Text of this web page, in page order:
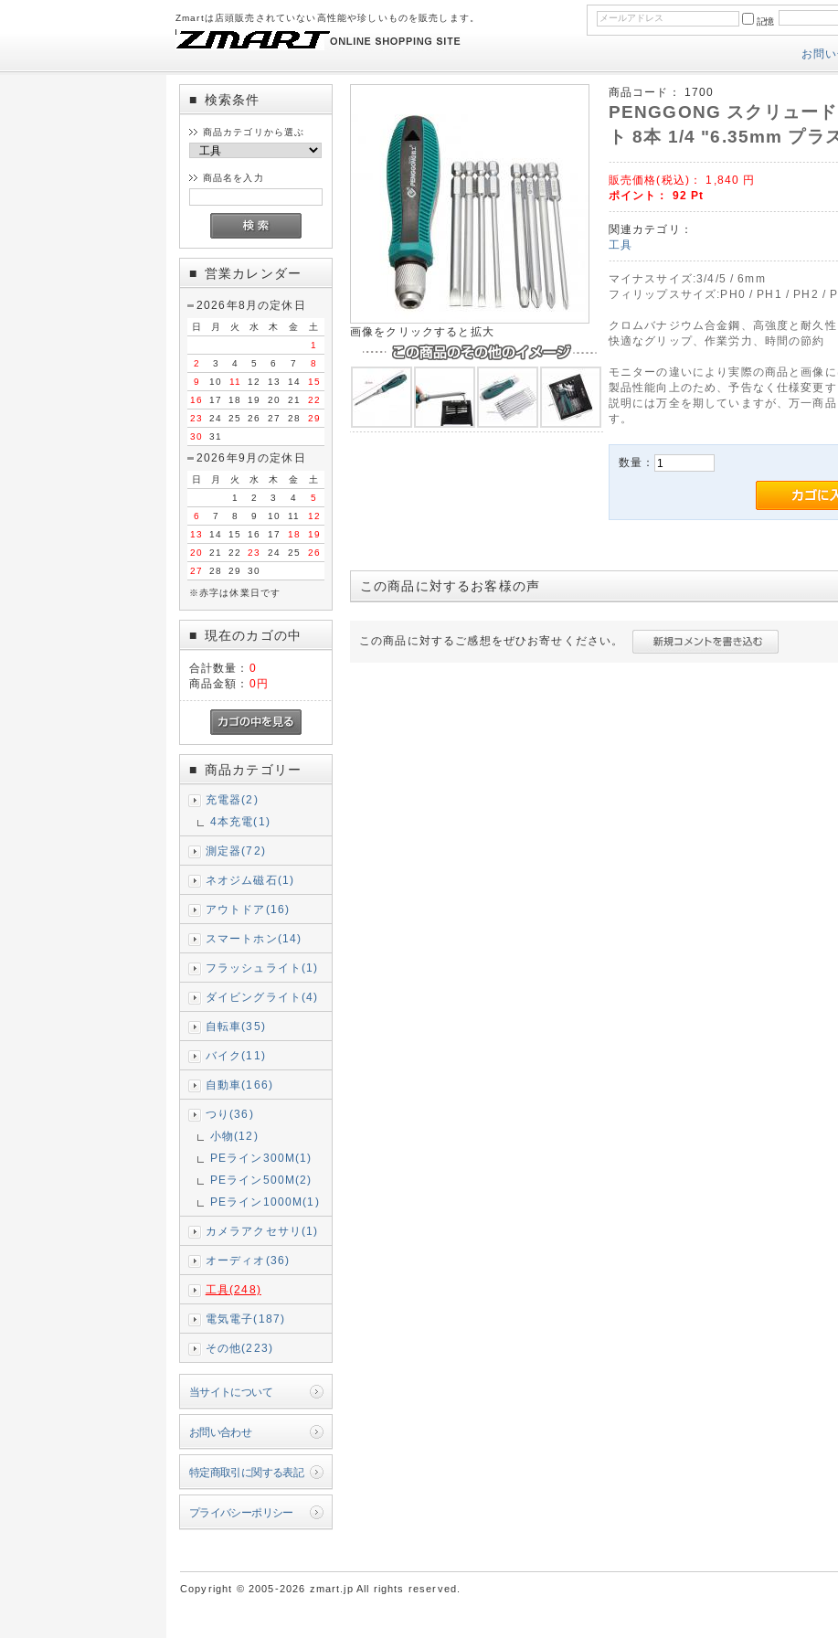
Zmartは店頭販売されていない高性能や珍しいものを販売します。 記憶
お問
■ 検索条件
商品カテゴリから選ぶ
商品名を入力
■ 営業カレンダー
2026年8月の定休日
日 月 火 水 木 金
土
1
2
3 4 5 6 7
8
9
10 11 12 13 14
15
16
17 18 19 20 21
22
23
24 25 26 27 28
29
30
31
2026年9月の定休日
日 月 火 水 木 金
土
1
2 3 4
5
6
7 8 9 10 11
12
13
14 15 16 17 18
19
20
21 22 23 24 25
26
27
28 29 30
※赤字は休業日です
■ 現在のカゴの中
合計数量： 0
商品金額： 0円
■ 商品カテゴリー
充電器(2)
4本充電(1)
測定器(72)
ネオジム磁石(1)
アウトドア(16)
スマートホン(14)
フラッシュライト(1)
ダイビングライト(4)
自転車(35)
バイク(11)
自動車(166)
つり(36)
小物(12)
PEライン300M(1)
PEライン500M(2)
PEライン1000M(1)
カメラアクセサリ(1)
オーディオ(36)
工具(248)
電気電子(187)
その他(223)
当サイトについて
お問い合わせ
特定商取引に関する表記
プライバシーポリシー
画像をクリックすると拡大
商品コード： 1700
PENGGONG スクリュー
ト 8本 1/4 "6.35mm プラ
販売価格(税込)： 1,840 円
ポイント： 92Pt
関連カテゴリ：
工具
マイナスサイズ:3/4/5 / 6mm
フィリップスサイズ:PH0 / PH1 / PH2 /
クロムバナジウム合金鋼、高強度と耐久性
快適なグリップ、作業労力、時間の節約
モニターの違いにより実際の商品と画像
製品性能向上のため、予告なく仕様変更す
説明には万全を期していますが、万一商
す。
数量：
この商品に対するお客様の声
この商品に対するご感想をぜひお寄せください。
Copyright © 2005-2026 zmart.jp All rights reserved.